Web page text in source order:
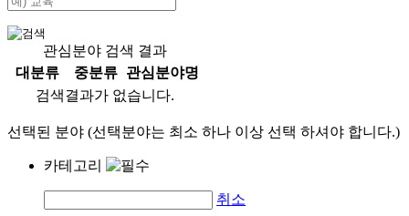
관심분야 검색 결과
대분류
중분류
관심분야명
검색결과가 없습니다.
선택된 분야 (선택분야는 최소 하나 이상 선택 하셔야 합니다.)
카테고리
취소